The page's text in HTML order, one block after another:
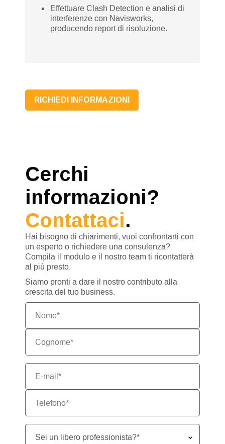
Effettuare Clash Detection e analisi di
interferenze con Navisworks,
producendo report di risoluzione.
RICHIEDI INFORMAZIONI
Cerchi
informazioni?
Contattaci.
Hai bisogno di chiarimenti, vuoi confrontarti con
un esperto o richiedere una consulenza?
Compila il modulo e il nostro team ti ricontatterà
al più presto.
Siamo pronti a dare il nostro contributo alla
crescita del tuo business.